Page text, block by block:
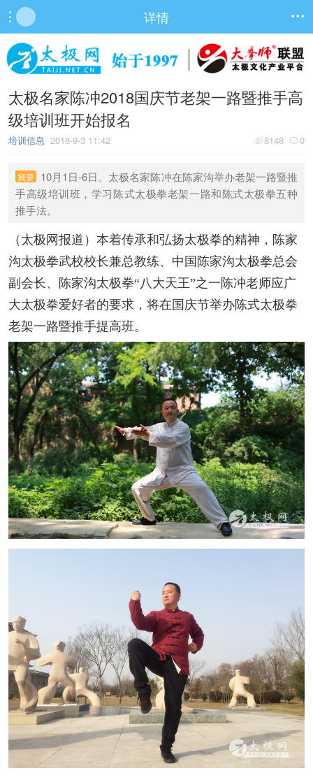
 详情 
太极名家陈冲2018国庆节老架一路暨推手高
级培训班开始报名
8148 0
培训信息 2018-9-3 11:42
摘要 10月1日-6日。太极名家陈冲在陈家沟举办老架一路暨推
手高级培训班，学习陈式太极拳老架一路和陈式太极拳五种
推手法。
（太极网报道）本着传承和弘扬太极拳的精神， 陈家
沟太极拳武校校长兼总教练、中国陈家沟太极拳总会
副会长、陈家沟太极拳“八大天王”之一陈冲老师应广
大太极拳爱好者的要求，将在国庆节举办陈式太极拳
老架一路暨推手提高班。